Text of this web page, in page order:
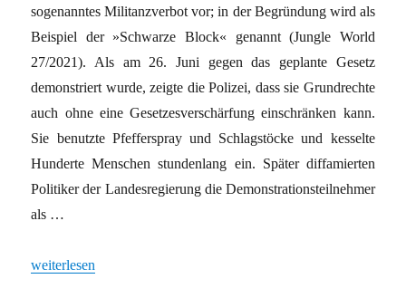
sogenanntes Militanzverbot vor; in der Begründung wird als
Beispiel der »Schwarze Block« genannt (Jungle World
27/2021). Als am 26. Juni gegen das geplante Gesetz
demonstriert wurde, zeigte die Polizei, dass sie Grundrechte
auch ohne eine Gesetzesverschärfung einschränken kann.
Sie benutzte Pfefferspray und Schlagstöcke und kesselte
Hunderte Menschen stundenlang ein. Später diffamierten
Politiker der Landesregierung die Demonstrationsteilnehmer
als …
„Wer verliert, kriminalisiert“
weiterlesen